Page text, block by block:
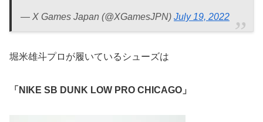
— X Games Japan (@XGamesJPN) July 19, 2022
堀米雄斗プロが履いているシューズは
「NIKE SB DUNK LOW PRO CHICAGO」